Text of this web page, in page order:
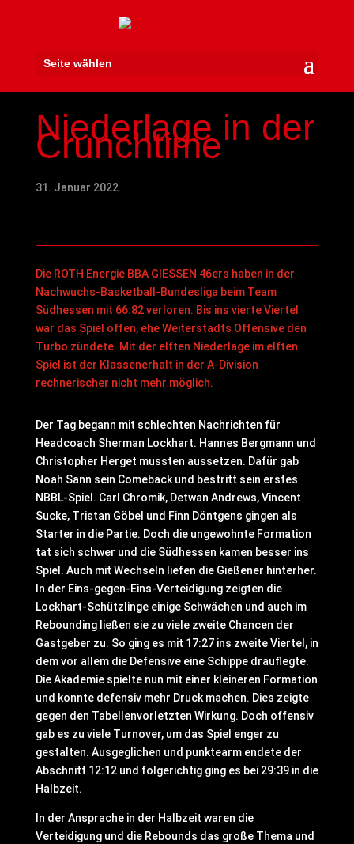
Seite wählen
Niederlage in der
Crunchtime
31. Januar 2022
Die ROTH Energie BBA GIESSEN 46ers haben in der
Nachwuchs-Basketball-Bundesliga beim Team
Südhessen mit 66:82 verloren. Bis ins vierte Viertel
war das Spiel offen, ehe Weiterstadts Offensive den
Turbo zündete. Mit der elften Niederlage im elften
Spiel ist der Klassenerhalt in der A-Division
rechnerischer nicht mehr möglich.
Der Tag begann mit schlechten Nachrichten für
Headcoach Sherman Lockhart. Hannes Bergmann und
Christopher Herget mussten aussetzen. Dafür gab
Noah Sann sein Comeback und bestritt sein erstes
NBBL-Spiel. Carl Chromik, Detwan Andrews, Vincent
Sucke, Tristan Göbel und Finn Döntgens gingen als
Starter in die Partie. Doch die ungewohnte Formation
tat sich schwer und die Südhessen kamen besser ins
Spiel. Auch mit Wechseln liefen die Gießener hinterher.
In der Eins-gegen-Eins-Verteidigung zeigten die
Lockhart-Schützlinge einige Schwächen und auch im
Rebounding ließen sie zu viele zweite Chancen der
Gastgeber zu. So ging es mit 17:27 ins zweite Viertel, in
dem vor allem die Defensive eine Schippe drauflegte.
Die Akademie spielte nun mit einer kleineren Formation
und konnte defensiv mehr Druck machen. Dies zeigte
gegen den Tabellenvorletzten Wirkung. Doch offensiv
gab es zu viele Turnover, um das Spiel enger zu
gestalten. Ausgeglichen und punktearm endete der
Abschnitt 12:12 und folgerichtig ging es bei 29:39 in die
Halbzeit.
In der Ansprache in der Halbzeit waren die
Verteidigung und die Rebounds das große Thema und